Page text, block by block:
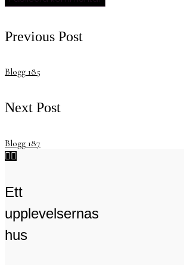
Previous Post
Blogg 185
Next Post
Blogg 187
 
Ett
upplevelsernas
hus